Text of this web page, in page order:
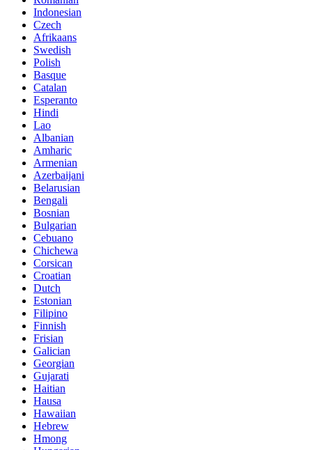
Indonesian
Czech
Afrikaans
Swedish
Polish
Basque
Catalan
Esperanto
Hindi
Lao
Albanian
Amharic
Armenian
Azerbaijani
Belarusian
Bengali
Bosnian
Bulgarian
Cebuano
Chichewa
Corsican
Croatian
Dutch
Estonian
Filipino
Finnish
Frisian
Galician
Georgian
Gujarati
Haitian
Hausa
Hawaiian
Hebrew
Hmong